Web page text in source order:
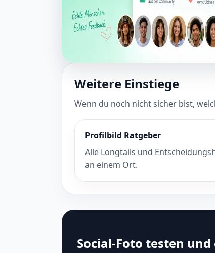
Weitere Einstiege
Wenn du noch nicht sicher bist,
Profilbild Ratgeber
Alle Longtails und
an einem Ort.
Social-Foto testen